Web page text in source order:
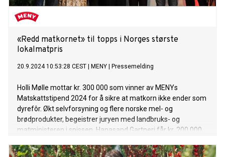
«Redd matkornet» til topps i Norges største
lokalmatpris
20.9.2024 10:53:28 CEST MENY Pressemelding
Holli Mølle mottar kr. 300 000 som vinner av MENYs
Matskattstipend 2024 for å sikre at matkorn ikke ender som
dyrefôr. Økt selvforsyning og flere norske mel- og
brødprodukter, begeistrer juryen med landbruks- og
matministeren i spissen. Hanasand Gartneri får kr. 200 000
mens Gaardsbrenneriet får kr. 100 000 for å utvikle